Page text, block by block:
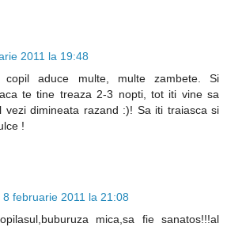
2011 la 19:48
copil aduce multe, multe zambete. Si
te tine treaza 2-3 nopti, tot iti vine sa
vezi dimineata razand :)! Sa iti traiasca si
!
8 februarie 2011 la 21:08
mica,sa fie sanatos!!!al